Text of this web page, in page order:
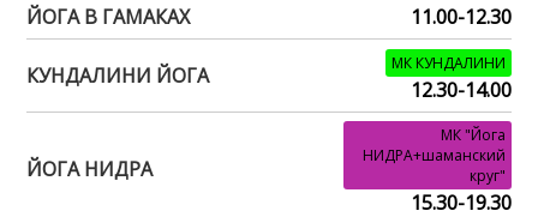
ЙОГА В ГАМАКАХ
11.00-12.30
КУНДАЛИНИ ЙОГА МК КУНДАЛИНИ
12.30-14.00
ЙОГА НИДРА
МК "Йога
НИДРА+шаманский
круг"
15.30-19.30